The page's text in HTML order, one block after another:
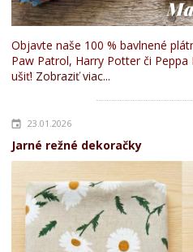
Objavte naše 100 % bavlnené
Paw Patrol, Harry Potter či Peppa
ušiť! Zobraziť viac...
23.01.2026
Jarné režné dekoračky